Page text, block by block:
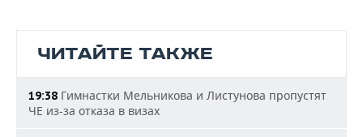
ЧИТАЙТЕ ТАКЖЕ
19:38 Гимнастки Мельникова и Листунова пропустят
ЧЕ из-за отказа в визах